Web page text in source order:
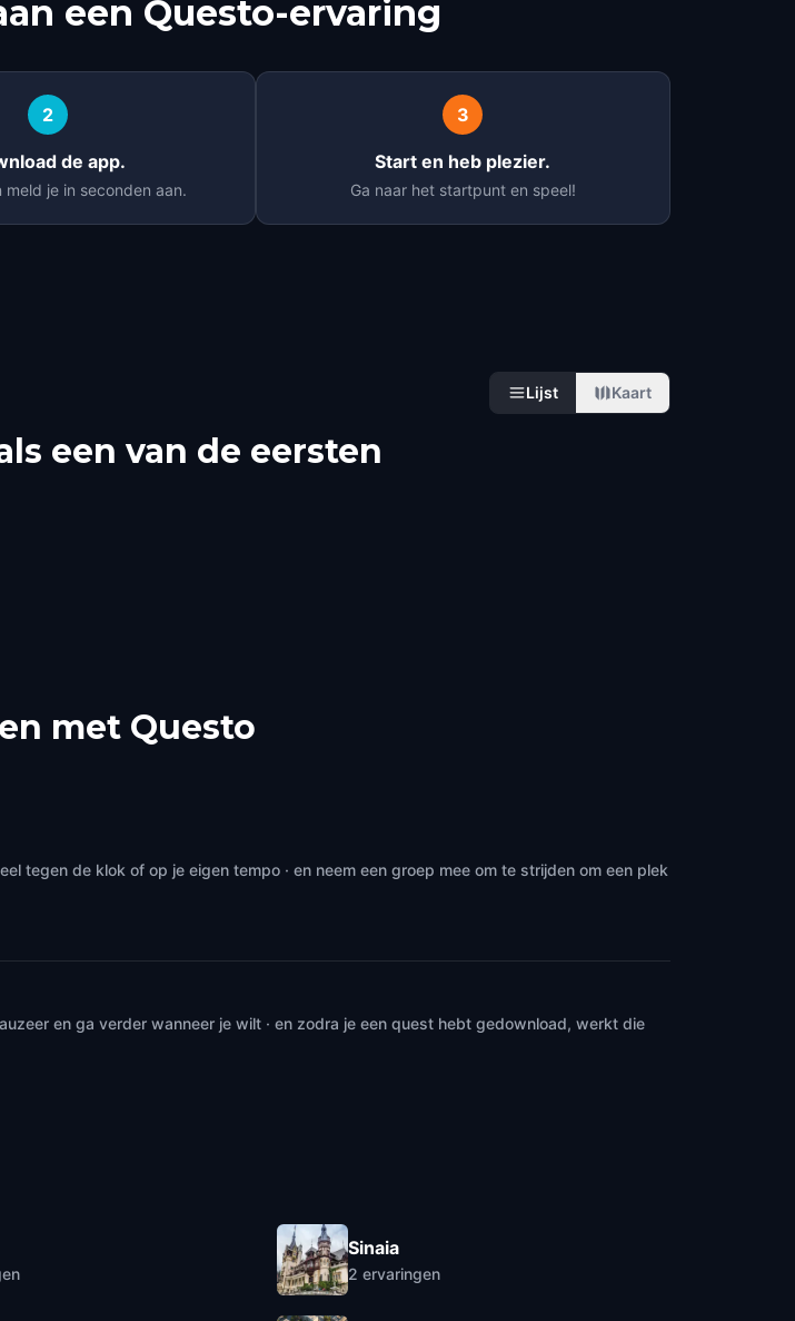
een Questo-ervaring
2
de app.
meld je in seconden aan.
3
Start en heb plezier.
Ga naar het startpunt en speel!
Lijst Kaart
een van de eersten
met Questo
tegen de klok of op je eigen tempo · en neem een groep mee om te strijden om een plek
en ga verder wanneer je wilt · en zodra je een quest hebt gedownload, werkt die
Sinaia
2 ervaringen